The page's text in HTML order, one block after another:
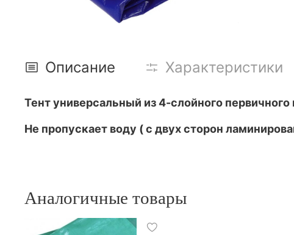
Описание Характеристики
Тент универсальный из 4-слойного первичного
Не пропускает воду ( с двух сторон
Аналогичные товары